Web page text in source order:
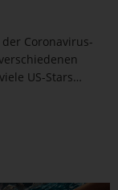
Coronavirus-
US-Stars